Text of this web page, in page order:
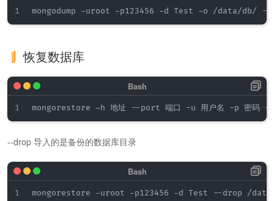
恢复数据库
--drop 导入的是备份的数据库目录